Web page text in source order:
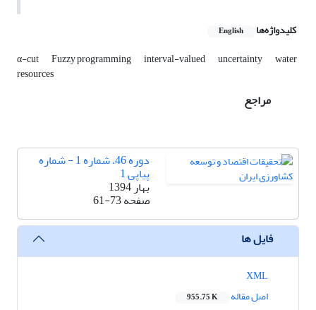
کلیدواژه‌ها English
α-cut Fuzzy programming interval-valued uncertainty water
resources
مراجع
دوره 46، شماره 1 - شماره
پیاپی 1
بهار 1394
صفحه61-73
فایل ها
اصل مقاله
955.75 K